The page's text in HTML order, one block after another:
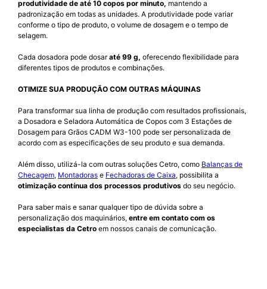
produtividade de até 10 copos por minuto, mantendo a
padronização em todas as unidades. A produtividade pode variar
conforme o tipo de produto, o volume de dosagem e o tempo de
selagem.
Cada dosadora pode dosaraté 99 g, oferecendo flexibilidade para
diferentes tipos de produtos e combinações.
OTIMIZE SUA PRODUÇÃO COM OUTRAS MÁQUINAS
Para transformar sua linha de produção com resultados profissionais,
a Dosadora e Seladora Automática de Copos com 3 Estações de
Dosagem para Grãos CADM W3-100 pode ser personalizada de
acordo com as especificações de seu produto e sua demanda.
Além disso, utilizá-la com outras soluções Cetro, como Balanças de
Checagem, Montadoras e Fechadoras de Caixa, possibilita a
otimização contínua dos processos produtivos do seu negócio.
Para saber mais e sanar qualquer tipo de dúvida sobre a
personalização dos maquinários, entre em contato com os
especialistas da Cetro em nossos canais de comunicação.